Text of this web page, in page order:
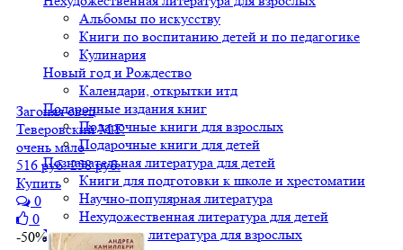
Альбомы по искусству
Книги по воспитанию детей и по педагогике
Кулинария
Новый год и Рождество
Календари, открытки итд
Подарочные издания книг
Подарочные книги для взрослых
Подарочные книги для детей
Познавательная литература для детей
Книги для подготовки к школе и хрестоматии
Научно-популярная литература
Нехудожественная литература для детей
Художественная литература для взрослых
Загоняя овец
Теверовский М.Г.
очень мало
516 руб. 258 руб.
Купить
0
0
-50%